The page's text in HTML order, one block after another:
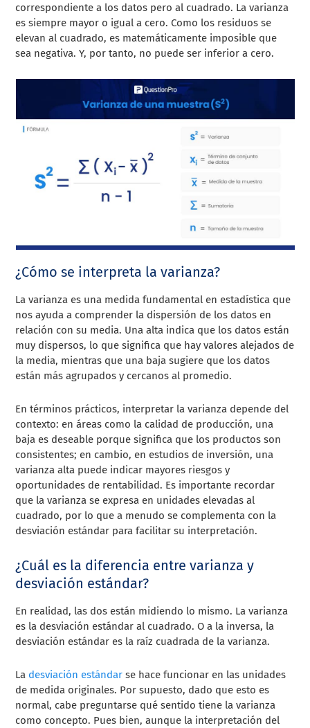
correspondiente a los datos pero al cuadrado. La varianza
es siempre mayor o igual a cero. Como los residuos se
elevan al cuadrado, es matemáticamente imposible que
sea negativa. Y, por tanto, no puede ser inferior a cero.
¿Cómo se interpreta la varianza?
La varianza es una medida fundamental en estadística que
nos ayuda a comprender la dispersión de los datos en
relación con su media. Una alta indica que los datos están
muy dispersos, lo que significa que hay valores alejados de
la media, mientras que una baja sugiere que los datos
están más agrupados y cercanos al promedio.
En términos prácticos, interpretar la varianza depende del
contexto: en áreas como la calidad de producción, una
baja es deseable porque significa que los productos son
consistentes; en cambio, en estudios de inversión, una
varianza alta puede indicar mayores riesgos y
oportunidades de rentabilidad. Es importante recordar
que la varianza se expresa en unidades elevadas al
cuadrado, por lo que a menudo se complementa con la
desviación estándar para facilitar su interpretación.
¿Cuál es la diferencia entre varianza y
desviación estándar?
En realidad, las dos están midiendo lo mismo. La varianza
es la desviación estándar al cuadrado. O a la inversa, la
desviación estándar es la raíz cuadrada de la varianza.
La desviación estándar se hace funcionar en las unidades
de medida originales. Por supuesto, dado que esto es
normal, cabe preguntarse qué sentido tiene la varianza
como concepto. Pues bien, aunque la interpretación del